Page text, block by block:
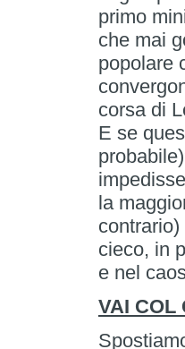
primo
che mai
popolare
corsa di
E se
la
cieco, in
e nel
VAI COL